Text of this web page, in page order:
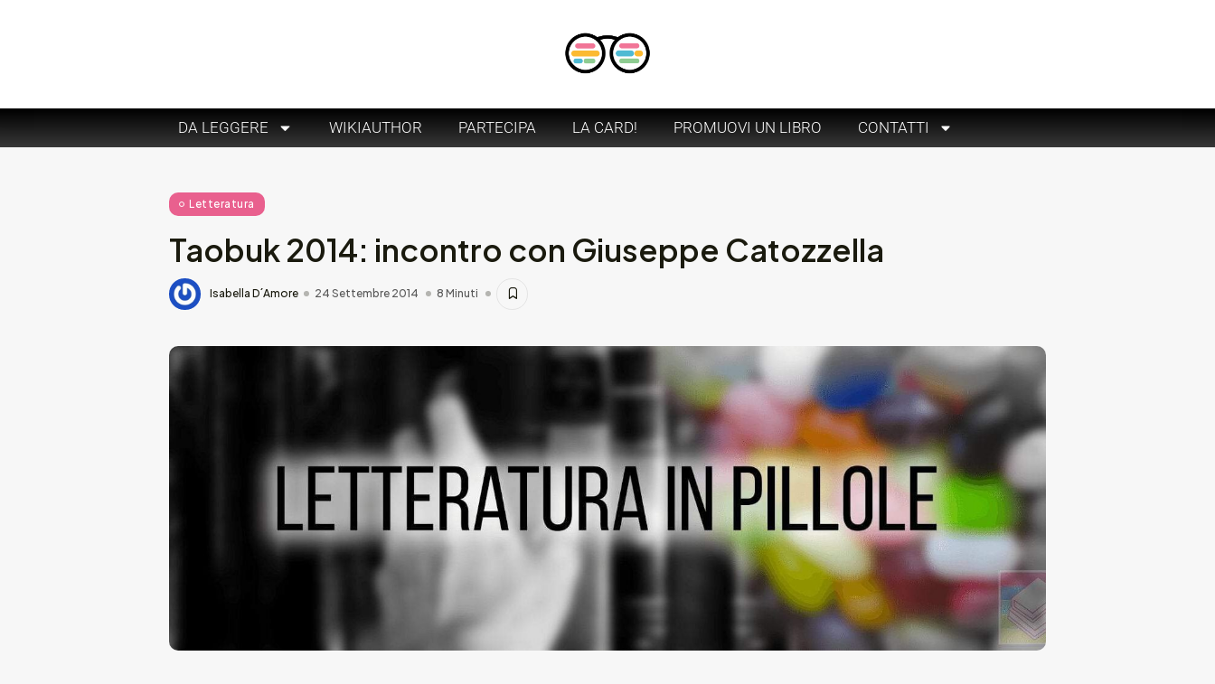
DA LEGGERE WIKIAUTHOR PARTECIPA LA CARD! PROMUOVI UN LIBRO CONTATTI
Letteratura
Taobuk 2014: incontro con Giuseppe Catozzella
Isabella D´Amore 24 Settembre 2014 8 Minuti